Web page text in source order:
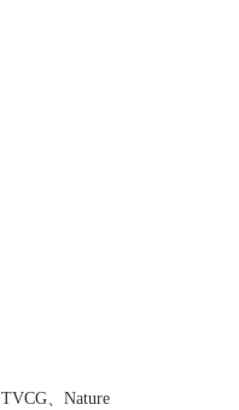
TVCG、Nature